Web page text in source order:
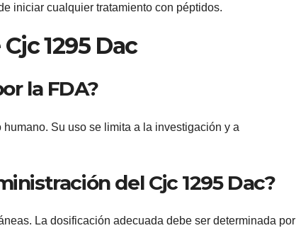
iniciar cualquier tratamiento con péptidos.
1295 Dac
la FDA?
Su uso se limita a la investigación y a
del Cjc 1295 Dac?
La dosificación adecuada debe ser determinada por